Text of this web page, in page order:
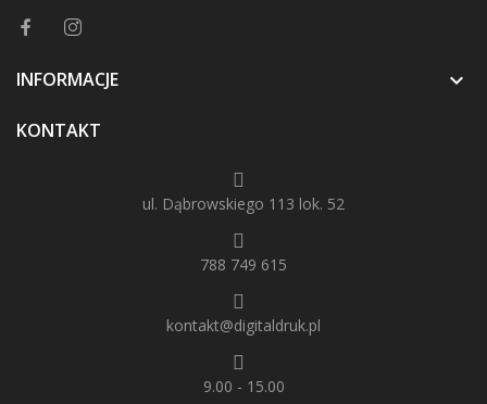
INFORMACJE 
KONTAKT
ul. Dąbrowskiego 113 lok. 52
788 749 615
kontakt@digitaldruk.pl
9.00 - 15.00